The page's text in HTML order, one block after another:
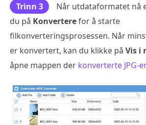
Trinn 3
Når utdataformatet nå
du på Konverterefor å starte
filkonverteringsprosessen. Når
er konvertert, kan du klikke på Vis i
åpne mappen der konverterte JPG-